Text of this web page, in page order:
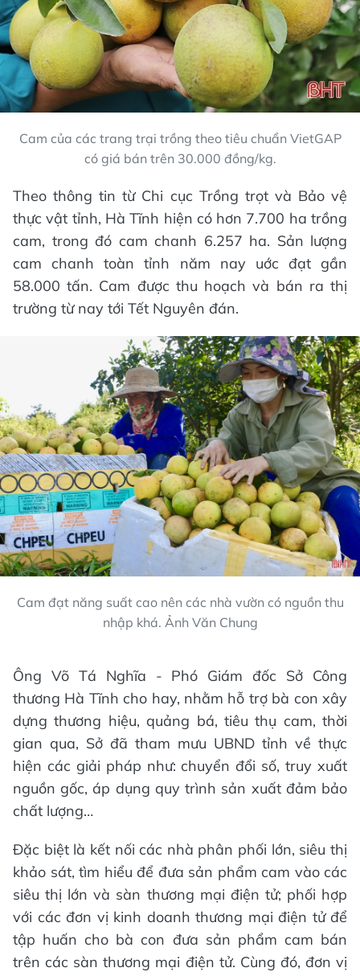
Cam của các trang trại trồng theo tiêu chuẩn VietGAP
có giá bán trên 30.000 đồng/kg.
Theo thông tin từ Chi cục Trồng trọt và Bảo vệ
thực vật tỉnh, Hà Tĩnh hiện có hơn 7.700 ha trồng
cam, trong đó cam chanh 6.257 ha. Sản lượng
cam chanh toàn tỉnh năm nay uớc đạt gần
58.000 tấn. Cam được thu hoạch và bán ra thị
trường từ nay tới Tết Nguyên đán.
Cam đạt năng suất cao nên các nhà vườn có nguồn thu
nhập khá. Ảnh Văn Chung
Ông Võ Tá Nghĩa - Phó Giám đốc Sở Công
thương Hà Tĩnh cho hay, nhằm hỗ trợ bà con xây
dựng thương hiệu, quảng bá, tiêu thụ cam, thời
gian qua, Sở đã tham mưu UBND tỉnh về thực
hiện các giải pháp như: chuyển đổi số, truy xuất
nguồn gốc, áp dụng quy trình sản xuất đảm bảo
chất lượng…
Đặc biệt là kết nối các nhà phân phối lớn, siêu thị
khảo sát, tìm hiểu để đưa sản phẩm cam vào các
siêu thị lớn và sàn thương mại điện tử; phối hợp
với các đơn vị kinh doanh thương mại điện tử để
tập huấn cho bà con đưa sản phẩm cam bán
trên các sàn thương mại điện tử. Cùng đó, đơn vị